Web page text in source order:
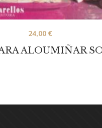
ALOUMIÑAR
24,00€